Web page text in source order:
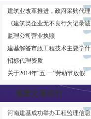
建筑业改革推进，政府采购代理
《建筑类企业无不良行为记录诚
监理公司营业执照
建基解答市政工程技术主要学什
招标代理资质
关于2014年“五.一”劳动节放假
推荐文章排行
河南建基成功举办工程监理信息